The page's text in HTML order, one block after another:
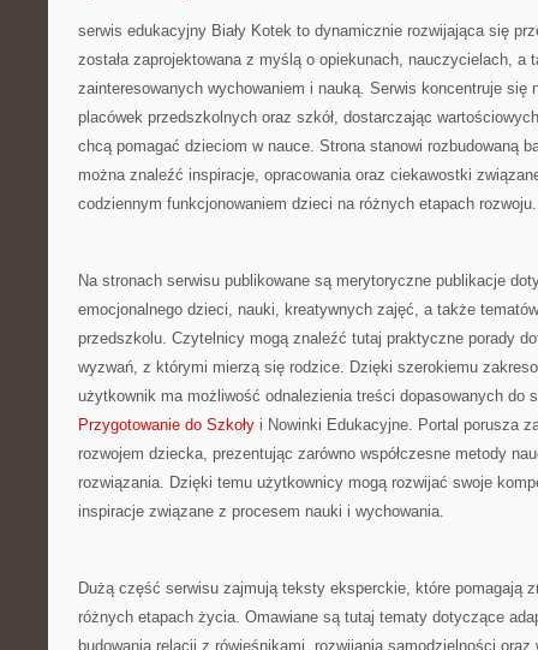
serwis edukacyjny Biały Kotek to dynamicznie rozwijająca się
została zaprojektowana z myślą o opiekunach, nauczycielach, a
zainteresowanych wychowaniem i nauką. Serwis koncentruje się
placówek przedszkolnych oraz szkół, dostarczając
chcą pomagać dzieciom w nauce. Strona stanowi rozbudowaną
można znaleźć inspiracje, opracowania oraz ciekawostki
codziennym funkcjonowaniem dzieci na różnych etapach rozwoju.
Na stronach serwisu publikowane są merytoryczne publikacje
emocjonalnego dzieci, nauki, kreatywnych zajęć, a także
przedszkolu. Czytelnicy mogą znaleźć tutaj praktyczne porady
wyzwań, z którymi mierzą się rodzice. Dzięki szerokiemu
użytkownik ma możliwość odnalezienia treści dopasowanych do
Przygotowanie do Szkoły i Nowinki Edukacyjne. Portal porusza
rozwojem dziecka, prezentując zarówno współczesne metody
rozwiązania. Dzięki temu użytkownicy mogą rozwijać swoje
inspiracje związane z procesem nauki i wychowania.
Dużą część serwisu zajmują teksty eksperckie, które pomagają
różnych etapach życia. Omawiane są tutaj tematy dotyczące
budowania relacji z rówieśnikami, rozwijania samodzielności